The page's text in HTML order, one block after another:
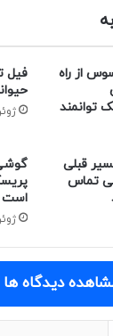
روی جهان
و
تصاویر از
سلطنتی
مجموعه‌ی
برخی
اما قدمت
از راه
توانمند
فیل
حیوانات در
ژوئن 2,
قبلی
تماس
است
ژوئن 2,
دیدگاه